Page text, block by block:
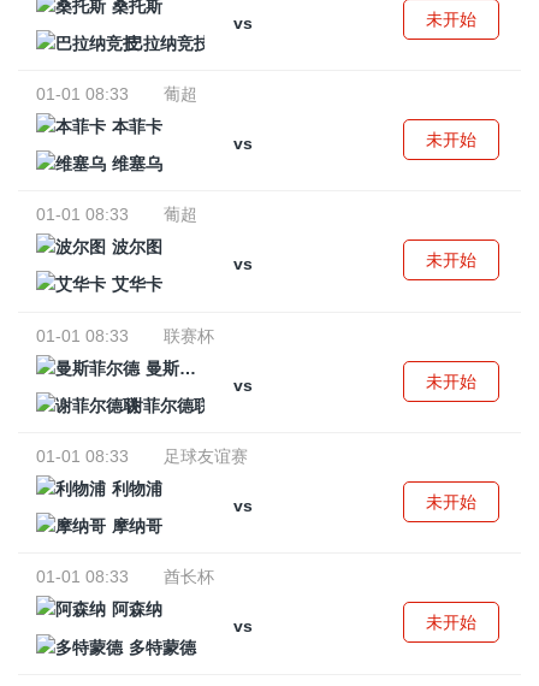
桑托斯
vs
巴拉纳竞技
未开始
01-01 08:33
葡超
本菲卡
vs
维塞乌
未开始
01-01 08:33
葡超
波尔图
vs
艾华卡
未开始
01-01 08:33
联赛杯
曼斯菲尔德
vs
谢菲尔德联
未开始
01-01 08:33
足球友谊赛
利物浦
vs
摩纳哥
未开始
01-01 08:33
酋长杯
阿森纳
vs
多特蒙德
未开始